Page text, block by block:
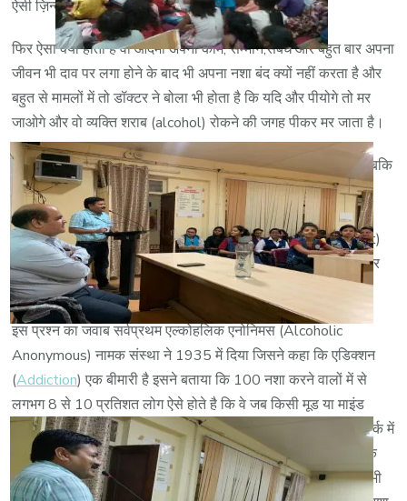
ऐसी ज़िन्दगी चाहता होगा ? इसका जवाब हम सभी न में ही देंगे।
फिर ऐसा क्यों होता है वो आदमी अपना काम, सम्मान,संबंध और बहुत बार अपना
जीवन भी दाव पर लगा होने के बाद भी अपना नशा बंद क्यों नहीं करता है और
बहुत से मामलों में तो डॉक्टर ने बोला भी होता है कि यदि और पीयोगे तो मर
जाओगे और वो व्यक्ति शराब (alcohol) रोकने की जगह पीकर मर जाता है।
भारत में लगभग हर वर्ष लगभग 5 लाख लोग शराब के कारण मर जाते है, जबकि
उनमें से अधिकतर को डॉक्टरों द्वारा पहले ही बताया चुका होता है कि और
पियोगे तो मर जाओगे, ऐसा क्यों है ? इसका जवाब हम लोगों के पास नहीं है
क्योंकि अधिकतर लोगों की सोच होती है कि एक शराबी या एडिक्ट(addict)
नशामुक्ति चाहता ही नहीं है और दूसरों को परेशान करने के लिए जानबूझकर
पीता है या वो मरने के लिए उतावला है, लेकिन ऐसा नहीं है।
इस प्रश्न का जवाब सर्वप्रथम एल्कोहलिक एनोनिमस (Alcoholic
Anonymous) नामक संस्था ने 1935 में दिया जिसने कहा कि एडिक्शन
(Addiction) एक बीमारी है इसने बताया कि 100 नशा करने वालों में से
लगभग 8 से 10 प्रतिशत लोग ऐसे होते है कि वे जब किसी मूड या माइंड
बदलने(अल्टर) करने वाले पदार्थ जैसे शराब, गांजा, अफीम या स्मैक के संपर्क में
आते है या कहे की उसको उपयोग करना शुरू करते है तो उनके शरीर में एक
एलर्जी होती है एलर्जी मतलब एक असामान्य प्रतिक्रिया, जो सामान्यतः सभी